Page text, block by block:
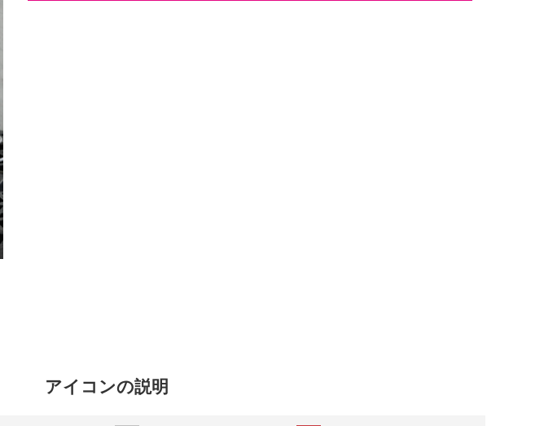
アイコンの説明